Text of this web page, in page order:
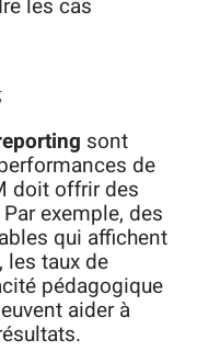
sont
de
doit offrir des
exemple, des
qui affichent
les taux de
pédagogique
aider à